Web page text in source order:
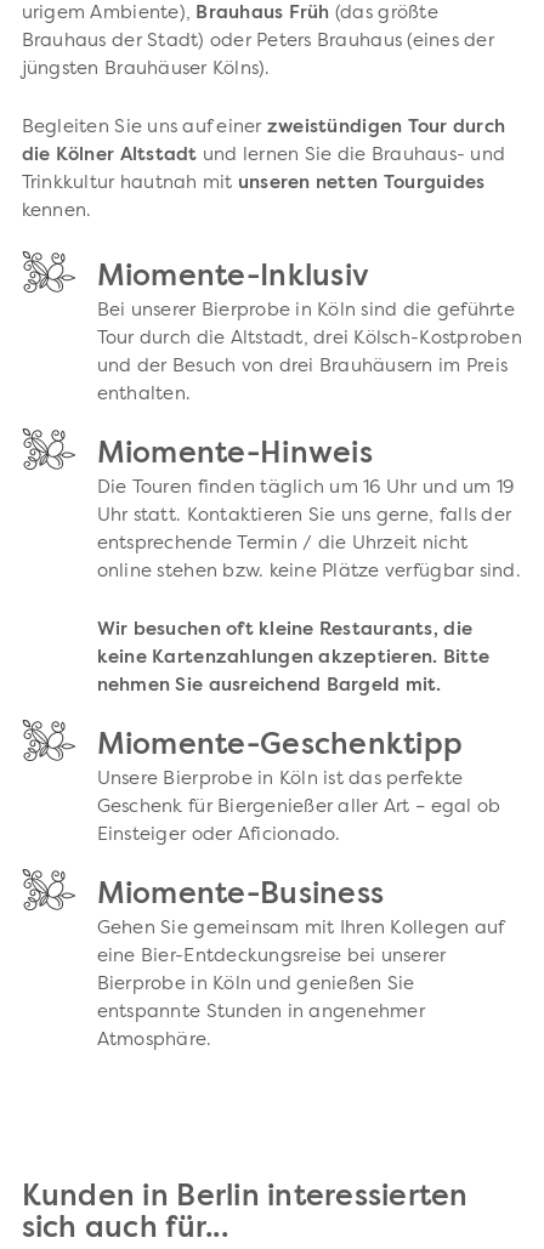
urigem Ambiente), Brauhaus Früh (das größte
Brauhaus der Stadt) oder Peters Brauhaus (eines der
jüngsten Brauhäuser Kölns).
Begleiten Sie uns auf einer zweistündigen Tour durch
die Kölner Altstadt und lernen Sie die Brauhaus- und
Trinkkultur hautnah mit unseren netten Tourguides
kennen.
Miomente-Inklusiv
Bei unserer Bierprobe in Köln sind die geführte
Tour durch die Altstadt, drei Kölsch-Kostproben
und der Besuch von drei Brauhäusern im Preis
enthalten.
Miomente-Hinweis
Die Touren finden täglich um 16 Uhr und um 19
Uhr statt. Kontaktieren Sie uns gerne, falls der
entsprechende Termin / die Uhrzeit nicht
online stehen bzw. keine Plätze verfügbar sind.
Wir besuchen oft kleine Restaurants, die
keine Kartenzahlungen akzeptieren. Bitte
nehmen Sie ausreichend Bargeld mit.
Miomente-Geschenktipp
Unsere Bierprobe in Köln ist das perfekte
Geschenk für Biergenießer aller Art – egal ob
Einsteiger oder Aficionado.
Miomente-Business
Gehen Sie gemeinsam mit Ihren Kollegen auf
eine Bier-Entdeckungsreise bei unserer
Bierprobe in Köln und genießen Sie
entspannte Stunden in angenehmer
Atmosphäre.
Kunden in Berlin interessierten
sich auch für...